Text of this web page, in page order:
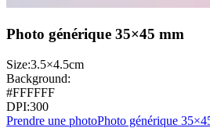
Photo générique 35×45 mm
Size:3.5×4.5cm
Background:
#FFFFFF
DPI:300
Prendre une photoPhoto générique